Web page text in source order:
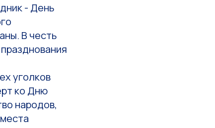
- День
В честь
уголков
ко Дню
народов,